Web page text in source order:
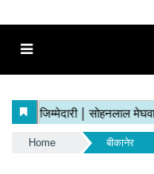
Home बीकानेर